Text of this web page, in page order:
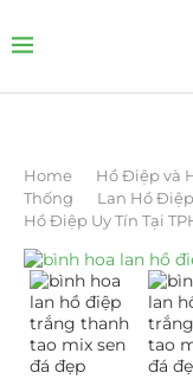
Home Hồ Điệp và
Thống
Lan Hồ
Hồ Điệp Uy Tín Tại